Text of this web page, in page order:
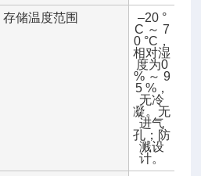
存储温度范围
–20 °
C ～ 7
0 °C，
相对湿
度为0
% ～ 9
5 %，
无冷
凝。无
进气
孔；防
溅设
计。